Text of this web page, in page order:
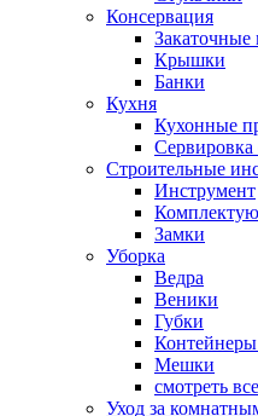
Консервация
Крышки
Банки
Кухня
Кухонные
Сервировка
Строительные
Инструмент
Замки
Уборка
Ведра
Веники
Губки
Контейнеры
Мешки
смотреть
Уход за